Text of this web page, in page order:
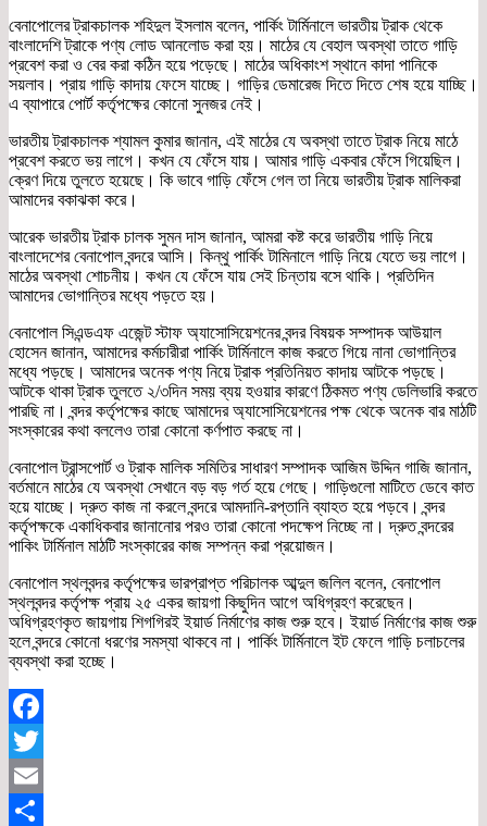
বেনাপোলের ট্রাকচালক শহিদুল ইসলাম বলেন, পার্কিং টার্মিনালে ভারতীয় ট্রাক থেকে
বাংলাদেশি ট্রাকে পণ্য লোড আনলোড করা হয়। মাঠের যে বেহাল অবস্থা তাতে গাড়ি
প্রবেশ করা ও বের করা কঠিন হয়ে পড়েছে। মাঠের অধিকাংশ স্থানে কাদা পানিকে
সয়লাব। প্রায় গাড়ি কাদায় ফেসে যাচ্ছে। গাড়ির ডেমারেজ দিতে দিতে শেষ হয়ে যাচ্ছি।
এ ব্যাপারে পোর্ট কর্তৃপক্ষের কোনো সুনজর নেই।
ভারতীয় ট্রাকচালক শ্যামল কুমার জানান, এই মাঠের যে অবস্থা তাতে ট্রাক নিয়ে মাঠে
প্রবেশ করতে ভয় লাগে। কখন যে ফেঁসে যায়। আমার গাড়ি একবার ফেঁসে গিয়েছিল।
ক্রেণ দিয়ে তুলতে হয়েছে। কি ভাবে গাড়ি ফেঁসে গেল তা নিয়ে ভারতীয় ট্রাক মালিকরা
আমাদের বকাঝকা করে।
আরেক ভারতীয় ট্রাক চালক সুমন দাস জানান, আমরা কষ্ট করে ভারতীয় গাড়ি নিয়ে
বাংলাদেশের বেনাপোল বন্দরে আসি। কিন্থু পার্কিং টামিনালে গাড়ি নিয়ে যেতে ভয় লাগে।
মাঠের অবস্থা শোচনীয়। কখন যে ফেঁসে যায় সেই চিন্তায় বসে থাকি। প্রতিদিন
আমাদের ভোগান্তির মধ্যে পড়তে হয়।
বেনাপোল সিএন্ডএফ এজেন্ট স্টাফ অ্যাসোসিয়েশনের বন্দর বিষয়ক সম্পাদক আউয়াল
হোসেন জানান, আমাদের কর্মচারীরা পার্কিং টার্মিনালে কাজ করতে গিয়ে নানা ভোগান্তির
মধ্যে পড়ছে। আমাদের অনেক পণ্য নিয়ে ট্রাক প্রতিনিয়ত কাদায় আটকে পড়ছে।
আটকে থাকা ট্রাক তুলতে ২/৩দিন সময় ব্যয় হওয়ার কারণে ঠিকমত পণ্য ডেলিভারি করতে
পারছি না। বন্দর কর্তৃপক্ষের কাছে আমাদের অ্যাসোসিয়েশনের পক্ষ থেকে অনেক বার মাঠটি
সংস্কারের কথা বললেও তারা কোনো কর্ণপাত করছে না।
বেনাপোল ট্রান্সপোর্ট ও ট্রাক মালিক সমিতির সাধারণ সম্পাদক আজিম উদ্দিন গাজি জানান,
বর্তমানে মাঠের যে অবস্থা সেখানে বড় বড় গর্ত হয়ে গেছে। গাড়িগুলো মাটিতে ডেবে কাত
হয়ে যাচ্ছে। দ্রুত কাজ না করলে বন্দরে আমদানি-রপ্তানি ব্যাহত হয়ে পড়বে। বন্দর
কর্তৃপক্ষকে একাধিকবার জানানোর পরও তারা কোনো পদক্ষেপ নিচ্ছে না। দ্রুত বন্দরের
পাকিং টার্মিনাল মাঠটি সংস্কারের কাজ সম্পন্ন করা প্রয়োজন।
বেনাপোল স্থলবন্দর কর্তৃপক্ষের ভারপ্রাপ্ত পরিচালক আব্দুল জলিল বলেন, বেনাপোল
স্থলবন্দর কর্তৃপক্ষ প্রায় ২৫ একর জায়গা কিছুদিন আগে অধিগ্রহণ করেছেন।
অধিগ্রহণকৃত জায়গায় শিগগিরই ইয়ার্ড নির্মাণের কাজ শুরু হবে। ইয়ার্ড নির্মাণের কাজ শুরু
হলে বন্দরে কোনো ধরণের সমস্যা থাকবে না। পার্কিং টার্মিনালে ইট ফেলে গাড়ি চলাচলের
ব্যবস্থা করা হচ্ছে।
Facebook
Twitter
Email